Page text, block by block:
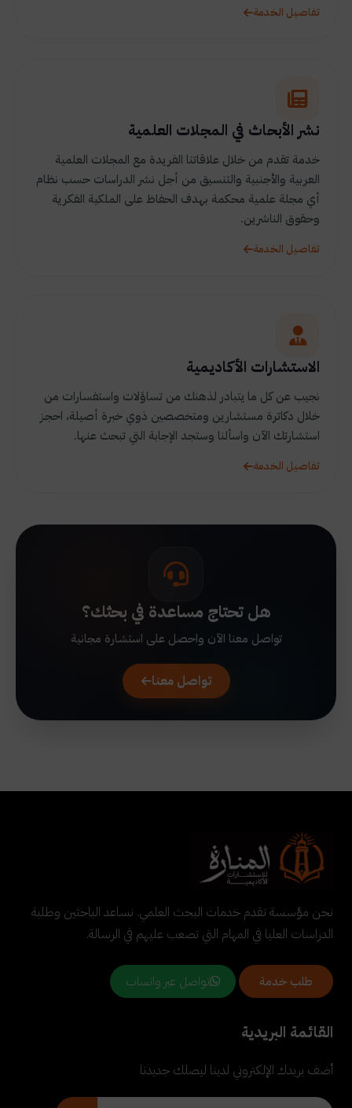
تفاصيل الخدمة
نشر الأبحاث في المجلات العلمية
خدمة تقدم من خلال علاقاتنا الفريدة مع المجلات العلمية
العربية والأجنبية والتنسيق من أجل نشر الدراسات حسب نظام
أي مجلة علمية محكمة بهدف الحفاظ على الملكية الفكرية
وحقوق الناشرين.
تفاصيل الخدمة
الاستشارات الأكاديمية
نجيب عن كل ما يتبادر لذهنك من تساؤلات واستفسارات من
خلال دكاترة مستشارين ومتخصصين ذوي خبرة أصيلة، احجز
استشارتك الآن واسألنا وستجد الإجابة التي تبحث عنها.
تفاصيل الخدمة
هل تحتاج مساعدة في بحثك؟
تواصل معنا الآن واحصل على استشارة مجانية
تواصل معنا
نحن مؤسسة تقدم خدمات البحث العلمي. نساعد الباحثين وطلبة
الدراسات العليا في المهام التي تصعب عليهم في الرسالة.
طلب خدمة تواصل عبر واتساب
القائمة البريدية
أضف بريدك الإلكتروني لدينا ليصلك جديدنا